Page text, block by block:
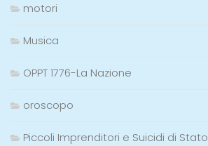
motori
Musica
OPPT 1776-La Nazione
oroscopo
Piccoli Imprenditori e Suicidi di Stato